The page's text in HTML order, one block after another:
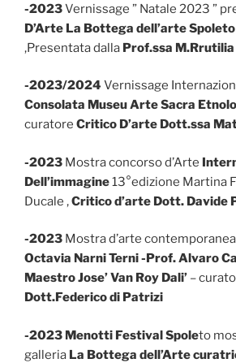
-2023Vernissage ” Natale 2023 ”
D’Arte La Bottega dell’arte Spoleto
,Presentata dalla Prof.ssa
-2023/2024 Vernissage
Consolata Museu Arte Sacra
curatore Critico D’arte Dott.ssa
-2023 Mostra concorso d’Arte
Dell’immagine13°edizione Martina
Ducale ,Critico d’arte Dott. Davide
-2023 Mostra d’arte
Octavia Narni Terni -Prof. Alvaro
Maestro Jose’ Van Roy Dali’ –
Dott.Federico di Patrizi
-2023 Menotti Festival Spoleto
galleria La Bottega dell’Arte